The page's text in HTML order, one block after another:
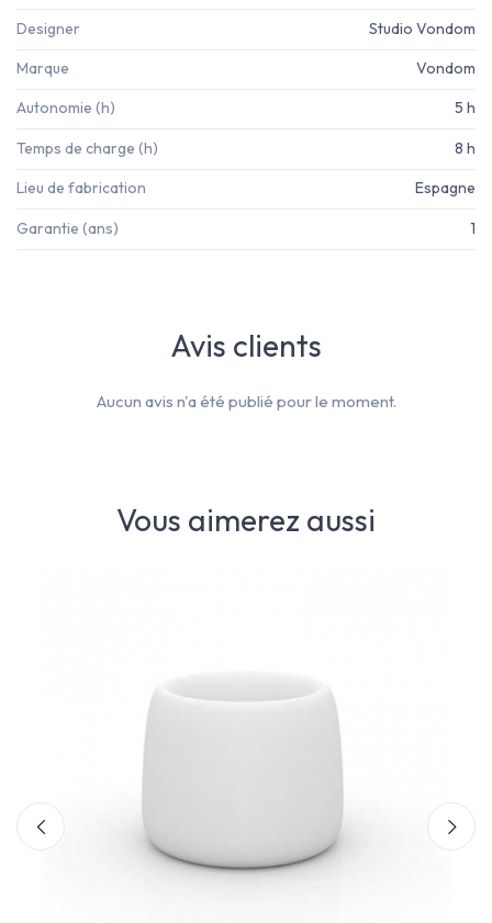
Designer Studio Vondom
Marque Vondom
Autonomie (h) 5 h
Temps de charge (h) 8 h
Lieu de fabrication Espagne
Garantie (ans) 1
Vous aimerez aussi
Avis clients
Aucun avis n'a été publié pour le moment.